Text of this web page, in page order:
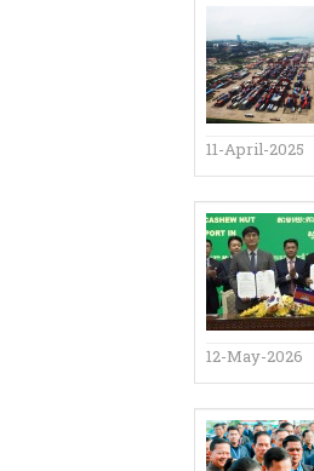
11-April-2025
12-May-2026